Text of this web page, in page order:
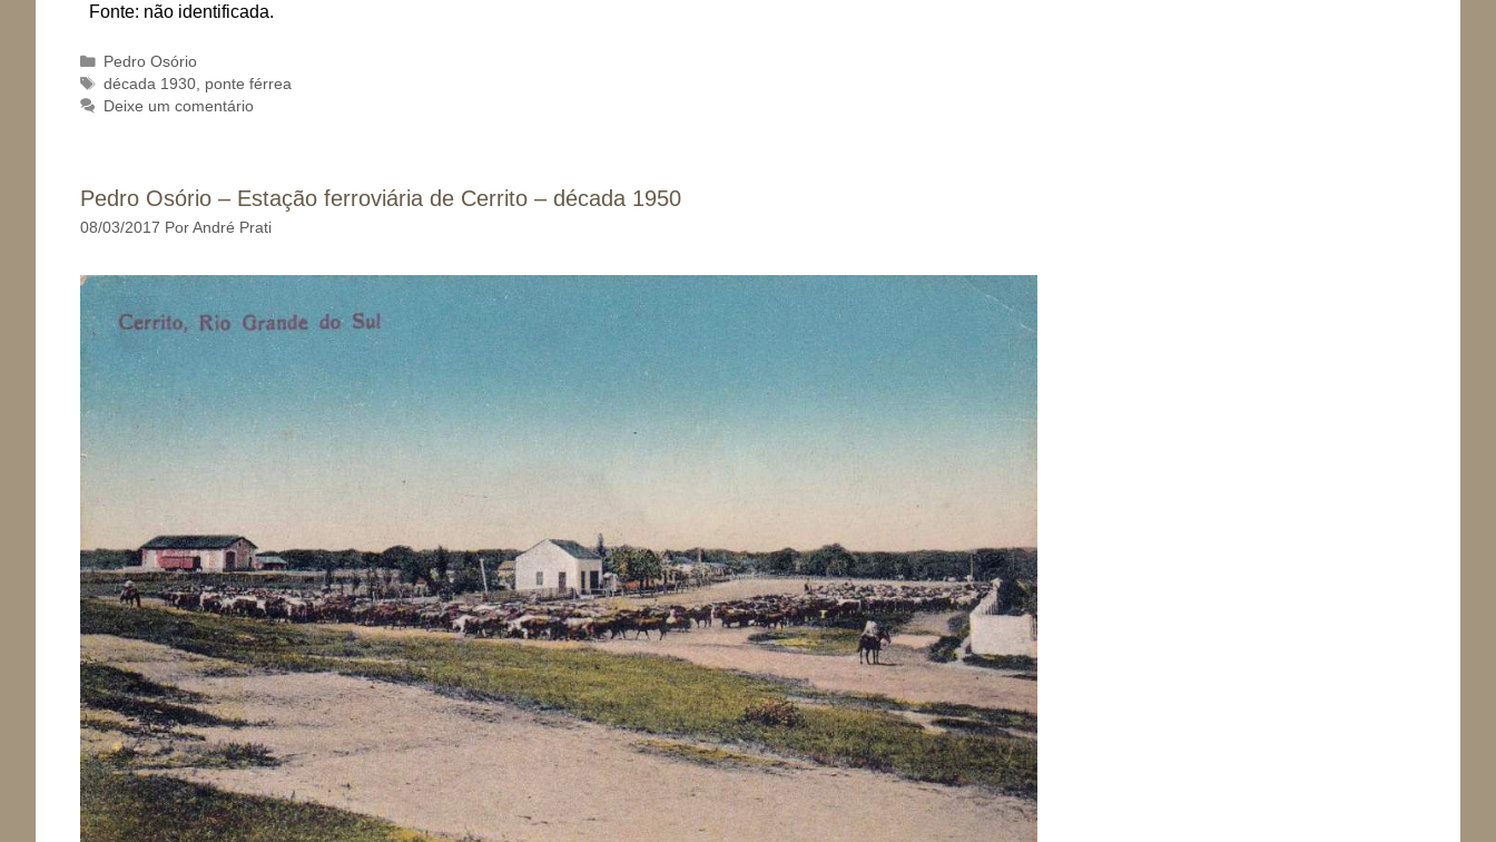
Fonte: não identificada.
Categorias
Pedro Osório
Tags
década 1930, ponte férrea
Deixe um comentário
Pedro Osório – Estação ferroviária de Cerrito – década 1950
08/03/2017 Por André Prati